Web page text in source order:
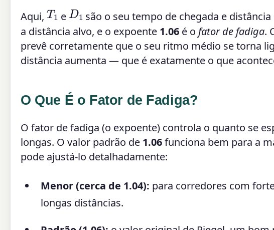
Aqui, T1 e D1 são o seu tempo de chegada e
a distância alvo, e o expoente 1.06 é o fator de fadiga.
prevê corretamente que o seu ritmo médio se torna
distância aumenta — que é exatamente o que
O Que É o Fator de Fadiga?
O fator de fadiga (o expoente) controla o quanto se
longas. O valor padrão de 1.06funciona bem para a
pode ajustá-lo detalhadamente:
Menor (cerca de 1.04): para corredores com
longas distâncias.